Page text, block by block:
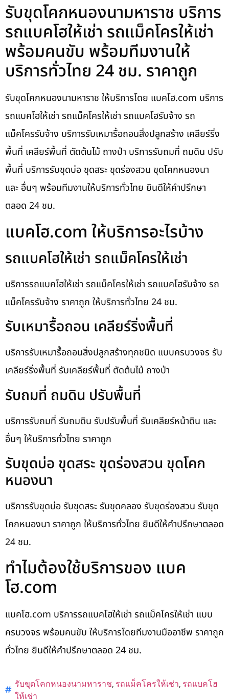
รับขุดโคกหนองนามหาราช บริการ
รถแบคโฮให้เช่า รถแม็คโครให้เช่า
พร้อมคนขับ พร้อมทีมงานให้
บริการทั่วไทย 24 ชม. ราคาถูก
รับขุดโคกหนองนามหาราช ให้บริการโดย แบคโฮ.com บริการ
รถแบคโฮให้เช่า รถแม็คโครให้เช่า รถแบคโฮรับจ้าง รถ
แม็คโครรับจ้าง บริการรับเหมารื้อถอนสิ่งปลูกสร้าง เคลียร์ริ่ง
พื้นที่ เคลียร์พื้นที่ ตัดต้นไม้ ถางป่า บริการรับถมที่ ถมดิน ปรับ
พื้นที่ บริการรับขุดบ่อ ขุดสระ ขุดร่องสวน ขุดโคกหนองนา
และ อื่นๆ พร้อมทีมงานให้บริการทั่วไทย ยินดีให้คำปรึกษา
ตลอด 24 ชม.
แบคโฮ.com ให้บริการอะไรบ้าง
รถแบคโฮให้เช่า รถแม็คโครให้เช่า
บริการรถแบคโฮให้เช่า รถแม็คโครให้เช่า รถแบคโฮรับจ้าง รถ
แม็คโครรับจ้าง ราคาถูก ให้บริการทั่วไทย 24 ชม.
รับเหมารื้อถอน เคลียร์ริ่งพื้นที่
บริการรับเหมารื้อถอนสิ่งปลูกสร้างทุกชนิด แบบครบวงจร รับ
เคลียร์ริ่งพื้นที่ รับเคลียร์พื้นที่ ตัดต้นไม้ ถางป่า
รับถมที่ ถมดิน ปรับพื้นที่
บริการรับถมที่ รับถมดิน รับปรับพื้นที่ รับเคลียร์หน้าดิน และ
อื่นๆ ให้บริการทั่วไทย ราคาถูก
รับขุดบ่อ ขุดสระ ขุดร่องสวน ขุดโคก
หนองนา
บริการรับขุดบ่อ รับขุดสระ รับขุดคลอง รับขุดร่องสวน รับขุด
โคกหนองนา ราคาถูก ให้บริการทั่วไทย ยินดีให้คำปรึกษาตลอด
24 ชม.
ทำไมต้องใช้บริการของ แบค
โฮ.com
แบคโฮ.com บริการรถแบคโฮให้เช่า รถแม็คโครให้เช่า แบบ
ครบวงจร พร้อมคนขับ ให้บริการโดยทีมงานมืออาชีพ ราคาถูก
ทั่วไทย ยินดีให้คำปรึกษาตลอด 24 ชม.
รับขุดโคกหนองนามหาราช, รถแม็คโครให้เช่า, รถแบคโฮ
ให้เช่า